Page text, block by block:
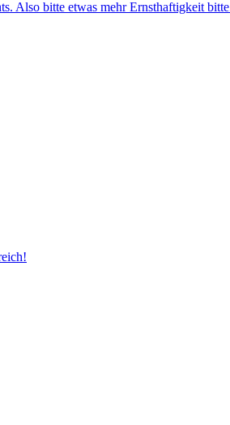
Also bitte etwas mehr Ernsthaftigkeit